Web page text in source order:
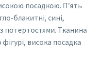
посадкою. П’ять
блакитні, сині,
потертостями. Тканина
висока посадка